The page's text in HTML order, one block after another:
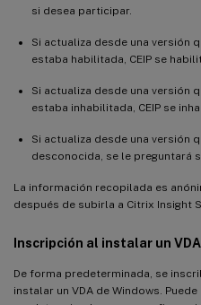
si desea participar.
Si actualiza desde una versión
estaba habilitada, CEIP se
Si actualiza desde una versión
estaba inhabilitada, CEIP se
Si actualiza desde una versión
desconocida, se le preguntará
La información recopilada es
después de subirla a Citrix Insight
Inscripción al instalar un VDA
De forma predeterminada, se
instalar un VDA de Windows.